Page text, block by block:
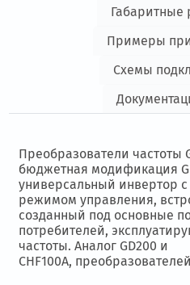
Габаритные
Примеры
Схемы
Преобразователи частоты
бюджетная модификация
универсальный инвертор
режимом управления,
созданный под основные
потребителей,
частоты. Аналог GD200 и
CHF100A,